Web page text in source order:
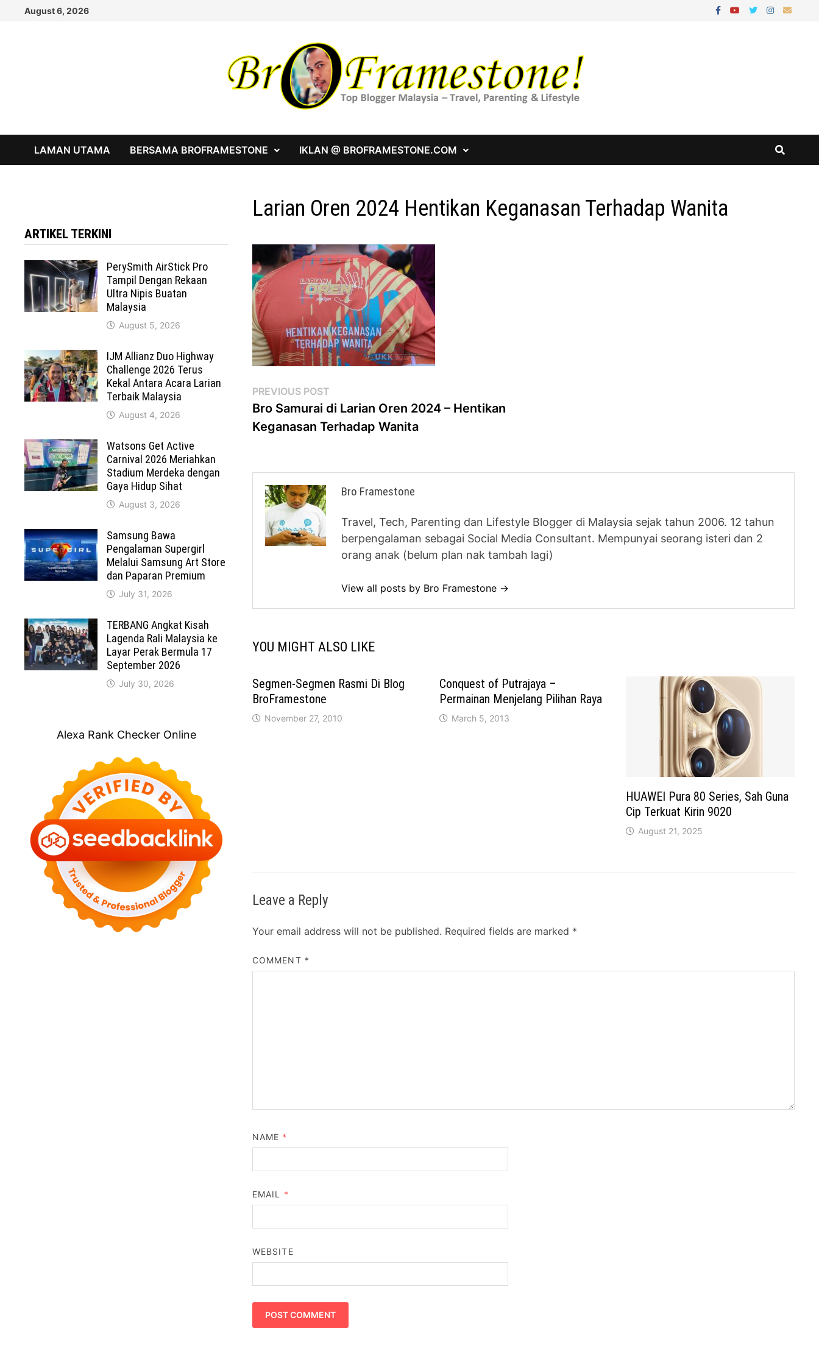
August 6, 2026
LAMAN UTAMA BERSAMA BROFRAMESTONE IKLAN @ BROFRAMESTONE.COM
Larian Oren 2024 Hentikan Keganasan Terhadap Wanita
Post
navigation
PREVIOUS POST
post:
Bro Samurai di Larian Oren 2024 – Hentikan
Keganasan Terhadap Wanita
Bro Framestone
Travel, Tech, Parenting dan Lifestyle Blogger di Malaysia sejak tahun 2006. 12 tahun
berpengalaman sebagai Social Media Consultant. Mempunyai seorang isteri dan 2
orang anak (belum plan nak tambah lagi)
View all posts by Bro Framestone →
YOU MIGHT ALSO LIKE
Segmen-Segmen Rasmi Di Blog
BroFramestone
November 27, 2010
Conquest of Putrajaya –
Permainan Menjelang Pilihan Raya
March 5, 2013
HUAWEI Pura 80 Series, Sah Guna
Cip Terkuat Kirin 9020
August 21, 2025
Leave a Reply
Your email address will not be published. Required fields are marked *
COMMENT *
NAME *
EMAIL *
WEBSITE
ARTIKEL TERKINI
PerySmith AirStick Pro
Tampil Dengan Rekaan
Ultra Nipis Buatan
Malaysia
August 5, 2026
IJM Allianz Duo Highway
Challenge 2026 Terus
Kekal Antara Acara Larian
Terbaik Malaysia
August 4, 2026
Watsons Get Active
Carnival 2026 Meriahkan
Stadium Merdeka dengan
Gaya Hidup Sihat
August 3, 2026
Samsung Bawa
Pengalaman Supergirl
Melalui Samsung Art Store
dan Paparan Premium
July 31, 2026
TERBANG Angkat Kisah
Lagenda Rali Malaysia ke
Layar Perak Bermula 17
September 2026
July 30, 2026
Alexa Rank Checker Online